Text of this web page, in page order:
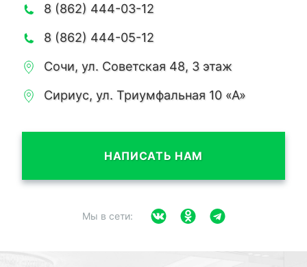
8 (862) 444-03-12
8 (862) 444-05-12
Сочи, ул. Советская 48, 3 этаж
Сириус, ул. Триумфальная 10 «А»
НАПИСАТЬ НАМ
Мы в сети: